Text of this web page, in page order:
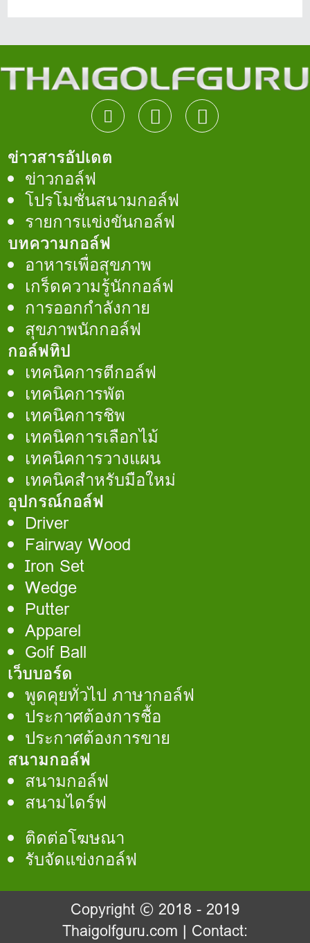
ข่าวสารอัปเดต
ข่าวกอล์ฟ
โปรโมชั่นสนามกอล์ฟ
รายการแข่งขันกอล์ฟ
บทความกอล์ฟ
อาหารเพื่อสุขภาพ
เกร็ดความรู้นักกอล์ฟ
การออกกำลังกาย
สุขภาพนักกอล์ฟ
กอล์ฟทิป
เทคนิคการตีกอล์ฟ
เทคนิคการพัต
เทคนิคการชิพ
เทคนิคการเลือกไม้
เทคนิคการวางแผน
เทคนิคสำหรับมือใหม่
อุปกรณ์กอล์ฟ
Driver
Fairway Wood
Iron Set
Wedge
Putter
Apparel
Golf Ball
เว็บบอร์ด
พูดคุยทั่วไป ภาษากอล์ฟ
ประกาศต้องการชื้อ
ประกาศต้องการขาย
สนามกอล์ฟ
สนามกอล์ฟ
สนามไดร์ฟ
ติดต่อโฆษณา
รับจัดแข่งกอล์ฟ
Copyright © 2018 - 2019
Thaigolfguru.com | Contact: